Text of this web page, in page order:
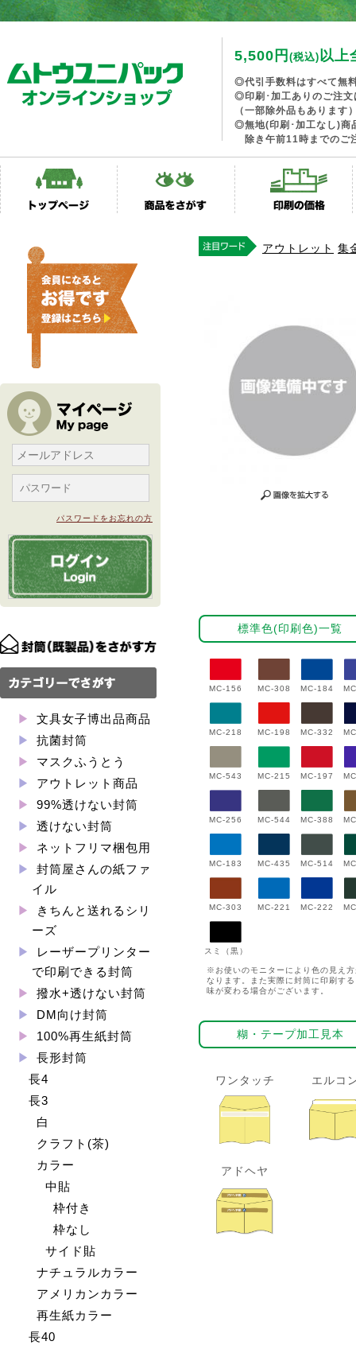
5,500円 (税込)以上
◎代引手数料はすべて無
◎印刷･加工ありのご注文
（一部除外品もあります
◎無地(印刷･加工なし)商
除き午前11時までのご
パスワードをお忘れの方
文具女子博出品商品
抗菌封筒
マスクふうとう
アウトレット商品
99%透けない封筒
透けない封筒
ネットフリマ梱包用
封筒屋さんの紙ファ
イル
きちんと送れるシリ
ーズ
レーザープリンター
で印刷できる封筒
撥水+透けない封筒
DM向け封筒
100%再生紙封筒
長形封筒
長4
長3
白
クラフト(茶)
カラー
中貼
枠付き
枠なし
サイド貼
ナチュラルカラー
アメリカンカラー
再生紙カラー
長40
アウトレット 集
標準色(印刷色)一覧
MC-156 MC-308 MC-184
MC-218 MC-198 MC-332
MC-543 MC-215 MC-197
MC-256 MC-544 MC-388
MC-183 MC-435 MC-514
MC-303 MC-221 MC-222
スミ（黒）
※お使いのモニターにより色の見え
なります。また実際に封筒に印刷す
味が変わる場合がございます。
糊・テープ加工見本
ワンタッチ エルコ
アドヘヤ